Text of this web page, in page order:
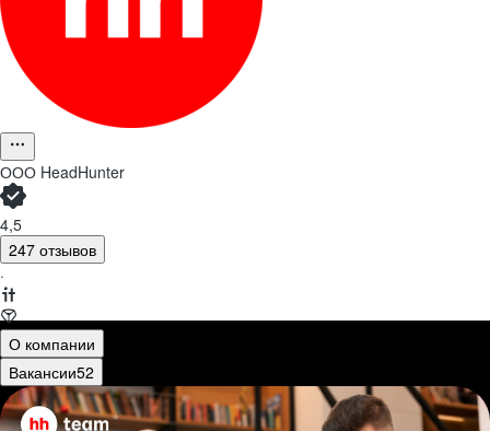
ООО HeadHunter
4,5
247 отзывов
·
О компании
Вакансии52